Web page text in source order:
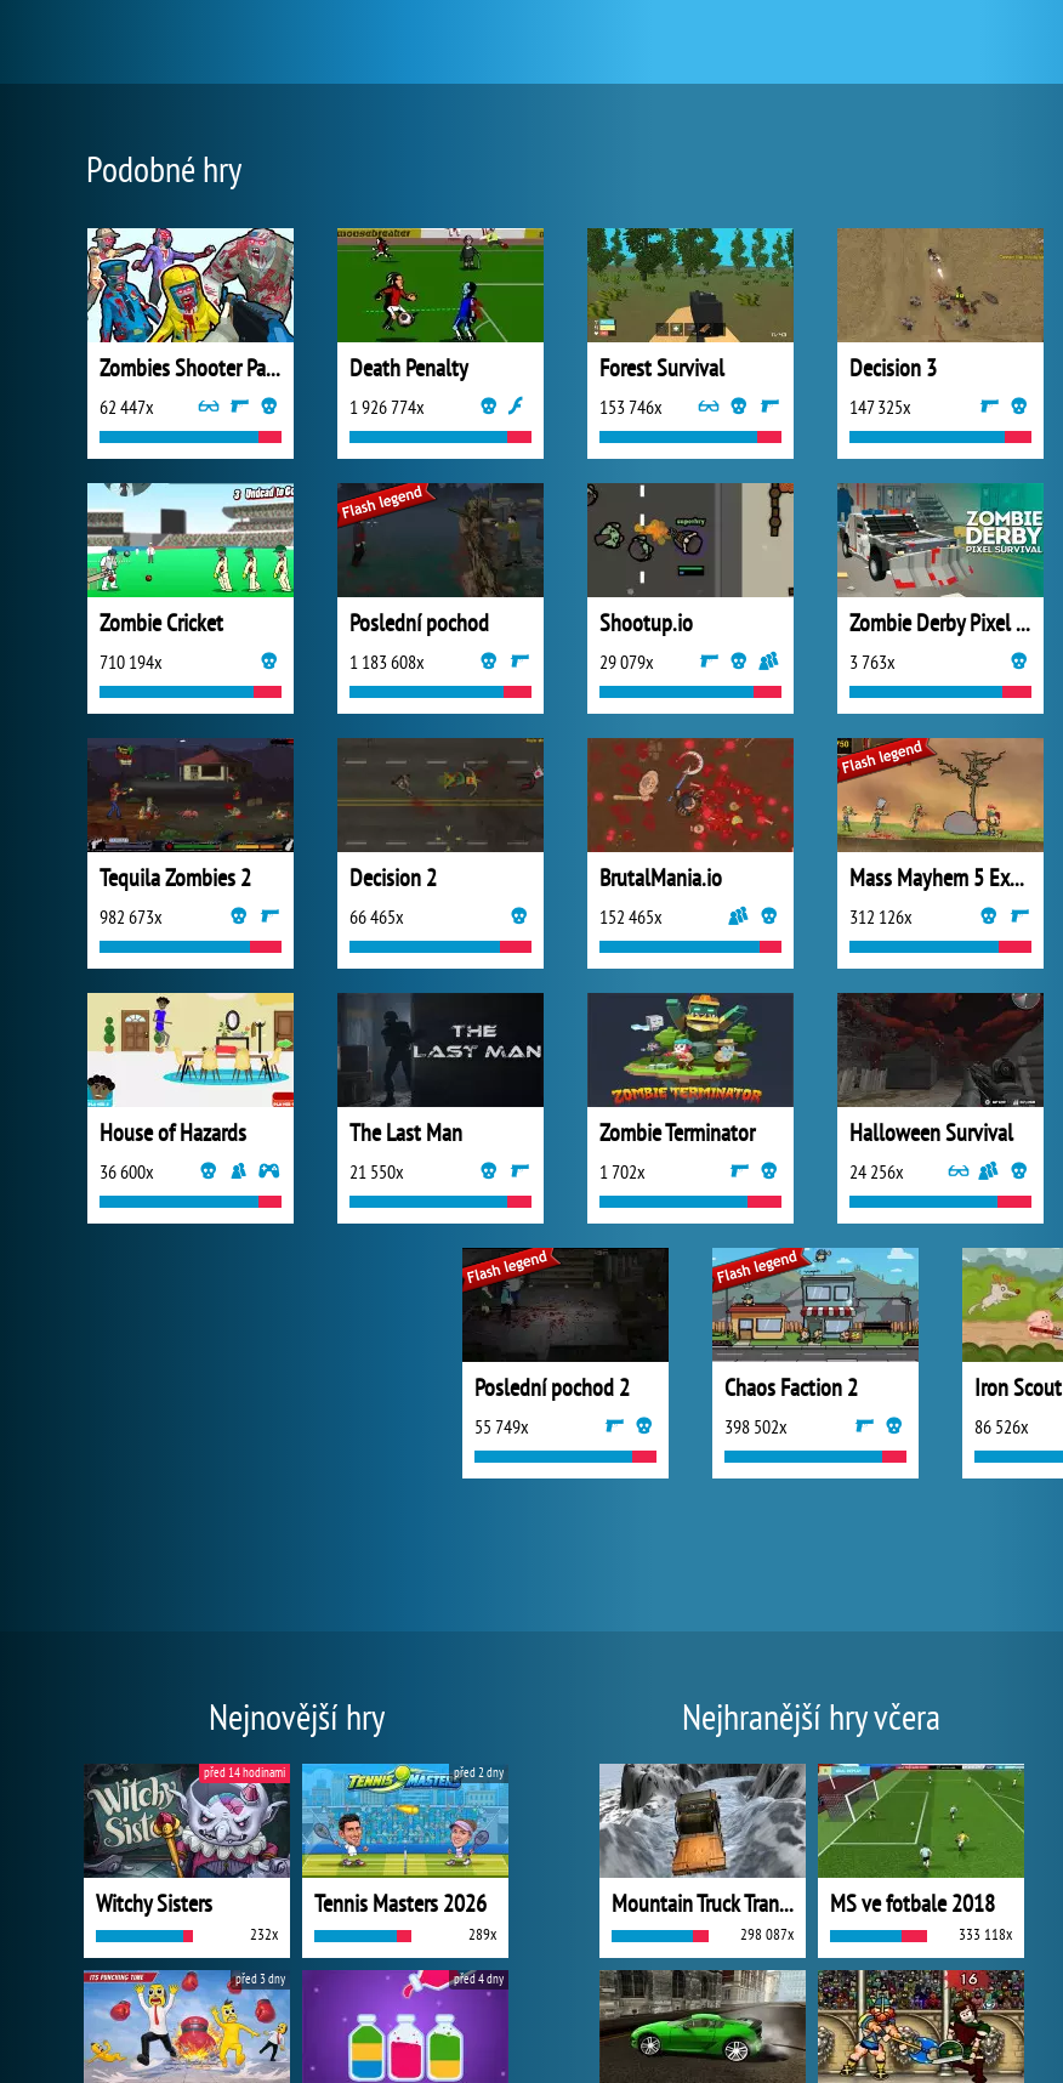
Podobné hry
Zombies Shooter Part 1
62 447x
Death Penalty
1 926 774x
Forest Survival
153 746x
Decision 3
147 325x
Zombie Cricket
710 194x
Poslední pochod
1 183 608x
Shootup.io
29 079x
Zombie Derby Pixel Survival
3 763x
Tequila Zombies 2
982 673x
Decision 2
66 465x
BrutalMania.io
152 465x
Mass Mayhem 5 Expansion
312 126x
House of Hazards
36 600x
The Last Man
21 550x
Zombie Terminator
1 702x
Halloween Survival
24 256x
Poslední pochod 2
55 749x
Chaos Faction 2
398 502x
Iron Scout
86 526x
Nejnovější hry
Witchy Sisters
232x
před 14 hodinami
Tennis Masters 2026
289x
před 2 dny
před 3 dny před 4 dny
Nejhranější hry včera
Mountain Truck Transport
298 087x
MS ve fotbale 2018
333 118x